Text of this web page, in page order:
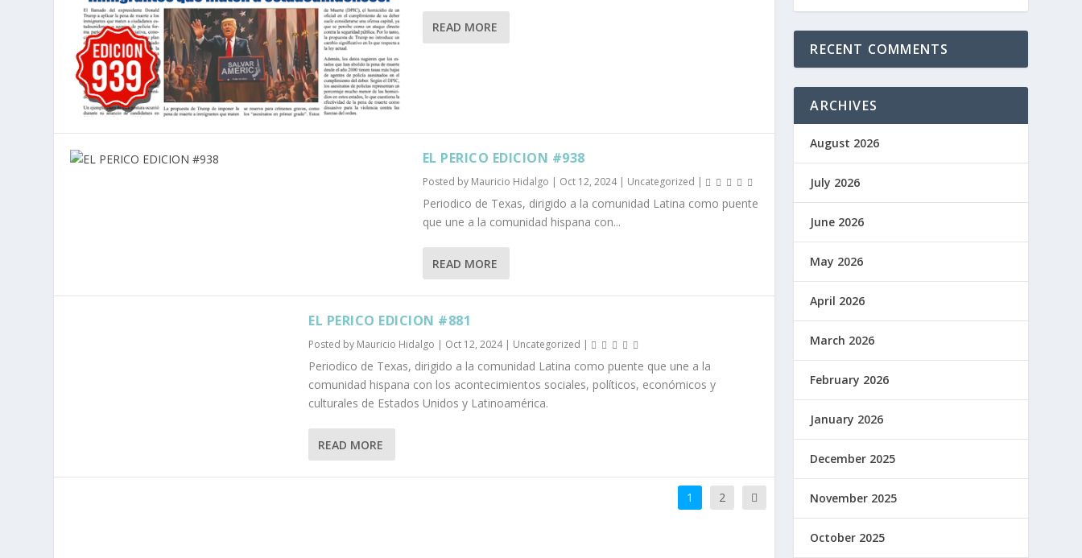
READ MORE
EL PERICO EDICION #938
Posted by Mauricio Hidalgo | Oct 12, 2024| Uncategorized |
Periodico de Texas, dirigido a la comunidad Latina como puente
que une a la comunidad hispana con...
READ MORE
EL PERICO EDICION #881
Posted by Mauricio Hidalgo | Oct 12, 2024| Uncategorized |
Periodico de Texas, dirigido a la comunidad Latina como puente que une a la
comunidad hispana con los acontecimientos sociales, políticos, económicos y
culturales de Estados Unidos y Latinoamérica.
READ MORE
1 2
RECENT COMMENTS
ARCHIVES
August 2026
July 2026
June 2026
May 2026
April 2026
March 2026
February 2026
January 2026
December 2025
November 2025
October 2025